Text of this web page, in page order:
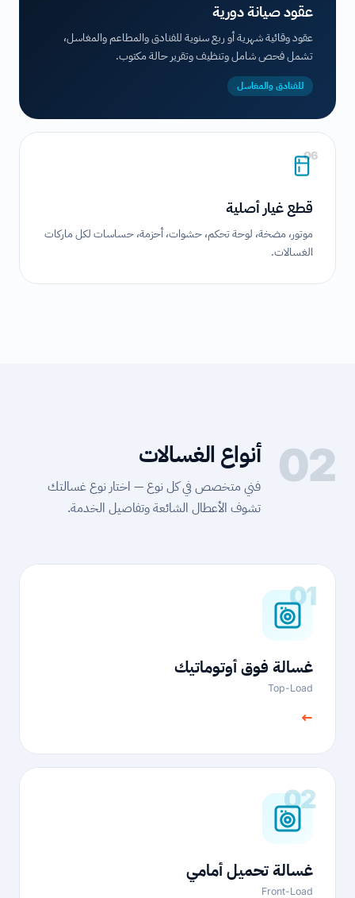
عقود صيانة دورية
عقود وقائية شهرية أو ربع سنوية للفنادق والمطاعم والمغاسل،
تشمل فحص شامل وتنظيف وتقرير حالة مكتوب.
للفنادق والمغاسل
06
قطع غيار أصلية
موتور، مضخة، لوحة تحكم، حشوات، أحزمة، حساسات لكل ماركات
الغسالات.
02 أنواع الغسالات
فني متخصص في كل نوع — اختار نوع غسالتك
تشوف الأعطال الشائعة وتفاصيل الخدمة.
01
غسالة فوق أوتوماتيك
Top-Load
←
02
غسالة تحميل أمامي
Front-Load